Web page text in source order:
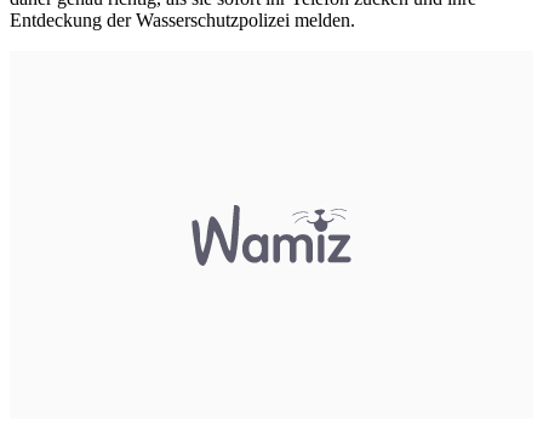
Entdeckung der Wasserschutzpolizei melden.